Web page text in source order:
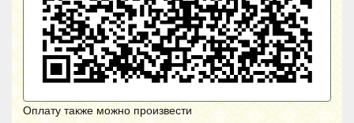
Оплату также можно произвести